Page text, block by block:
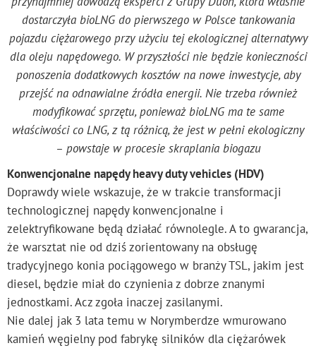
dostarczyła bioLNG do pierwszego w Polsce tankowania
pojazdu ciężarowego przy użyciu tej ekologicznej alternatywy
dla oleju napędowego. W przyszłości nie będzie konieczności
ponoszenia dodatkowych kosztów na nowe inwestycje, aby
przejść na odnawialne źródła energii. Nie trzeba również
modyfikować sprzętu, ponieważ bioLNG ma te same
właściwości co LNG, z tą różnicą, że jest w pełni ekologiczny
– powstaje w procesie skraplania biogazu
Konwencjonalne napędy heavy duty vehicles (HDV)
Doprawdy wiele wskazuje, że w trakcie transformacji
technologicznej napędy konwencjonalne i
zelektryfikowane będą działać równolegle. A to gwarancja,
że warsztat nie od dziś zorientowany na obsługę
tradycyjnego konia pociągowego w branży TSL, jakim jest
diesel, będzie miał do czynienia z dobrze znanymi
jednostkami. Acz zgoła inaczej zasilanymi.
Nie dalej jak 3 lata temu w Norymberdze wmurowano
kamień węgielny pod fabrykę silników dla ciężarówek